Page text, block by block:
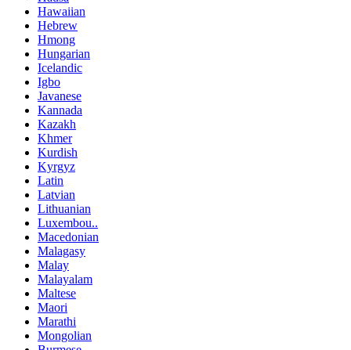
Hawaiian
Hebrew
Hmong
Hungarian
Icelandic
Igbo
Javanese
Kannada
Kazakh
Khmer
Kurdish
Kyrgyz
Latin
Latvian
Lithuanian
Luxembou..
Macedonian
Malagasy
Malay
Malayalam
Maltese
Maori
Marathi
Mongolian